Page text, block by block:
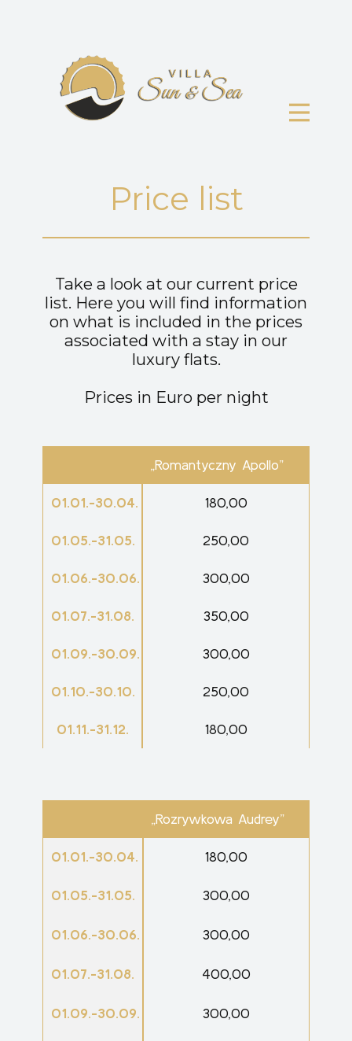
Price list
Take a look at our current price
list. Here you will find information
on what is included in the prices
associated with a stay in our
luxury flats.
Prices in Euro per night
„Romantyczny Apollo”
01.01.-30.04. 180,00
01.05.-31.05. 250,00
01.06.-30.06. 300,00
01.07.-31.08. 350,00
01.09.-30.09. 300,00
01.10.-30.10. 250,00
01.11.-31.12. 180,00
„Rozrywkowa Audrey”
01.01.-30.04. 180,00
01.05.-31.05. 300,00
01.06.-30.06. 300,00
01.07.-31.08. 400,00
01.09.-30.09. 300,00